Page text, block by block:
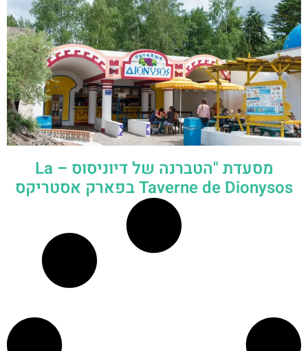
מסעדת "הטברנה של דיוניסוס – La
Taverne de Dionysos בפארק אסטריקס